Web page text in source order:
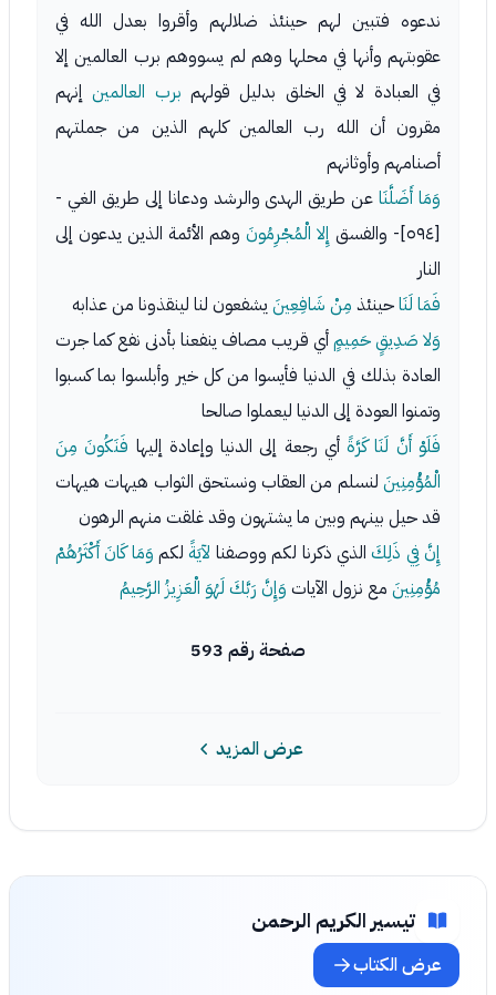
ندعوه فتبين لهم حينئذ ضلالهم وأقروا بعدل الله في
عقوبتهم وأنها في محلها وهم لم يسووهم برب العالمين إلا
في العبادة لا في الخلق بدليل قولهم برب العالمينإنهم
مقرون أن الله رب العالمين كلهم الذين من جملتهم
أصنامهم وأوثانهم
وَمَا أَضَلَّنَاعن طريق الهدى والرشد ودعانا إلى طريق الغي -
[٥٩٤]- والفسق
إِلا الْمُجْرِمُونَ وهم الأئمة الذين يدعون إلى
النار
فَمَا لَنَاحينئذ مِنْ شَافِعِينَ يشفعون لنا لينقذونا من عذابه
وَلا صَدِيقٍ حَمِيمٍأي قريب مصاف ينفعنا بأدنى نفع كما جرت
العادة بذلك في الدنيا فأيسوا من كل خير وأبلسوا بما كسبوا
وتمنوا العودة إلى الدنيا ليعملوا صالحا
فَلَوْ أَنَّ لَنَا كَرَّةًأي رجعة إلى الدنيا وإعادة إليها فَنَكُونَ مِنَ
الْمُؤْمِنِينَ لنسلم من العقاب ونستحق الثواب هيهات هيهات
قد حيل بينهم وبين ما يشتهون وقد غلقت منهم الرهون
إِنَّ فِي ذَلِكَالذي ذكرنا لكم ووصفنا لآيَةً لكم وَمَا كَانَ أَكْثَرُهُمْ
مُؤْمِنِينَ مع نزول الآيات وَإِنَّ رَبَّكَ لَهُوَ الْعَزِيزُ الرَّحِيمُ
صفحة رقم 593
عرض المزيد
تيسير الكريم الرحمن
عرض الكتاب